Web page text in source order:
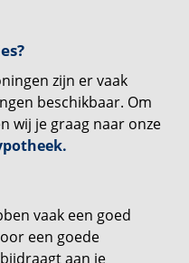
zijn er vaak
beschikbaar. Om
wij je graag naar onze
vaak een goed
een goede
aan je